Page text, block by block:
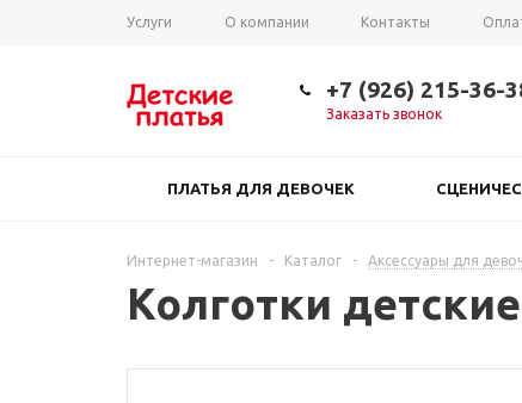
Услуги О компании Контакты
+7 (926) 215-36-
Заказать звонок
ПЛАТЬЯ ДЛЯ ДЕВОЧЕК
Интернет-магазин - Каталог - Аксессуары для
Колготки